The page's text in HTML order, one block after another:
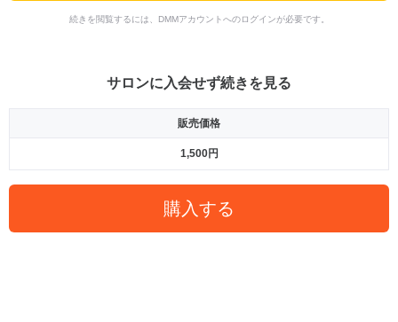
続きを閲覧するには、DMMアカウントへのログインが必要です。
サロンに入会せず続きを見る
販売価格
1,500円
購入する